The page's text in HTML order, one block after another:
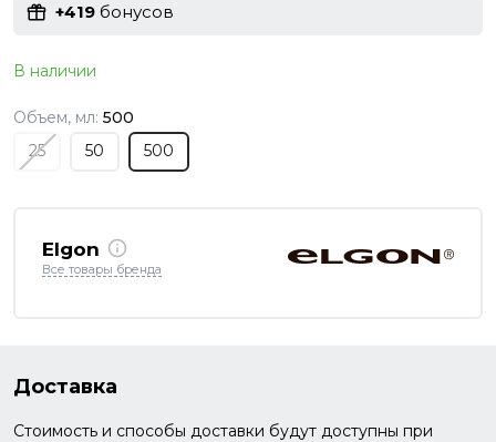
+419 бонусов
В наличии
Объем, мл: 500
25
50 500
Elgon
Все товары бренда
Доставка
Стоимость и способы доставки будут доступны при